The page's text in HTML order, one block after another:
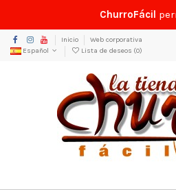
ChurroFácil
Inicio
Web corporativa
Español
Lista de deseos (0)